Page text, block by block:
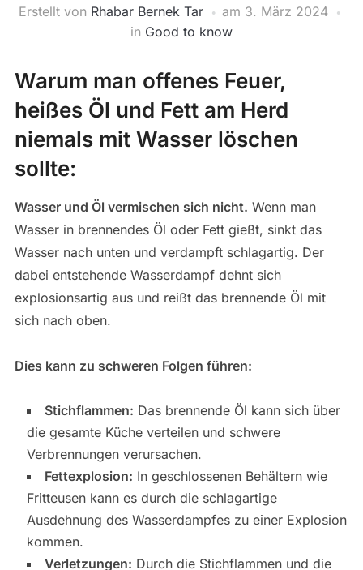
Erstellt von Rhabar Bernek Tar am 3. März 2024
in Good to know
Warum man offenes Feuer,
heißes Öl und Fett am Herd
niemals mit Wasser löschen
sollte:
Wasser und Öl vermischen sich nicht. Wenn man
Wasser in brennendes Öl oder Fett gießt, sinkt das
Wasser nach unten und verdampft schlagartig. Der
dabei entstehende Wasserdampf dehnt sich
explosionsartig aus und reißt das brennende Öl mit
sich nach oben.
Dies kann zu schweren Folgen führen:
Stichflammen: Das brennende Öl kann sich über
die gesamte Küche verteilen und schwere
Verbrennungen verursachen.
Fettexplosion: In geschlossenen Behältern wie
Fritteusen kann es durch die schlagartige
Ausdehnung des Wasserdampfes zu einer Explosion
kommen.
Verletzungen: Durch die Stichflammen und die